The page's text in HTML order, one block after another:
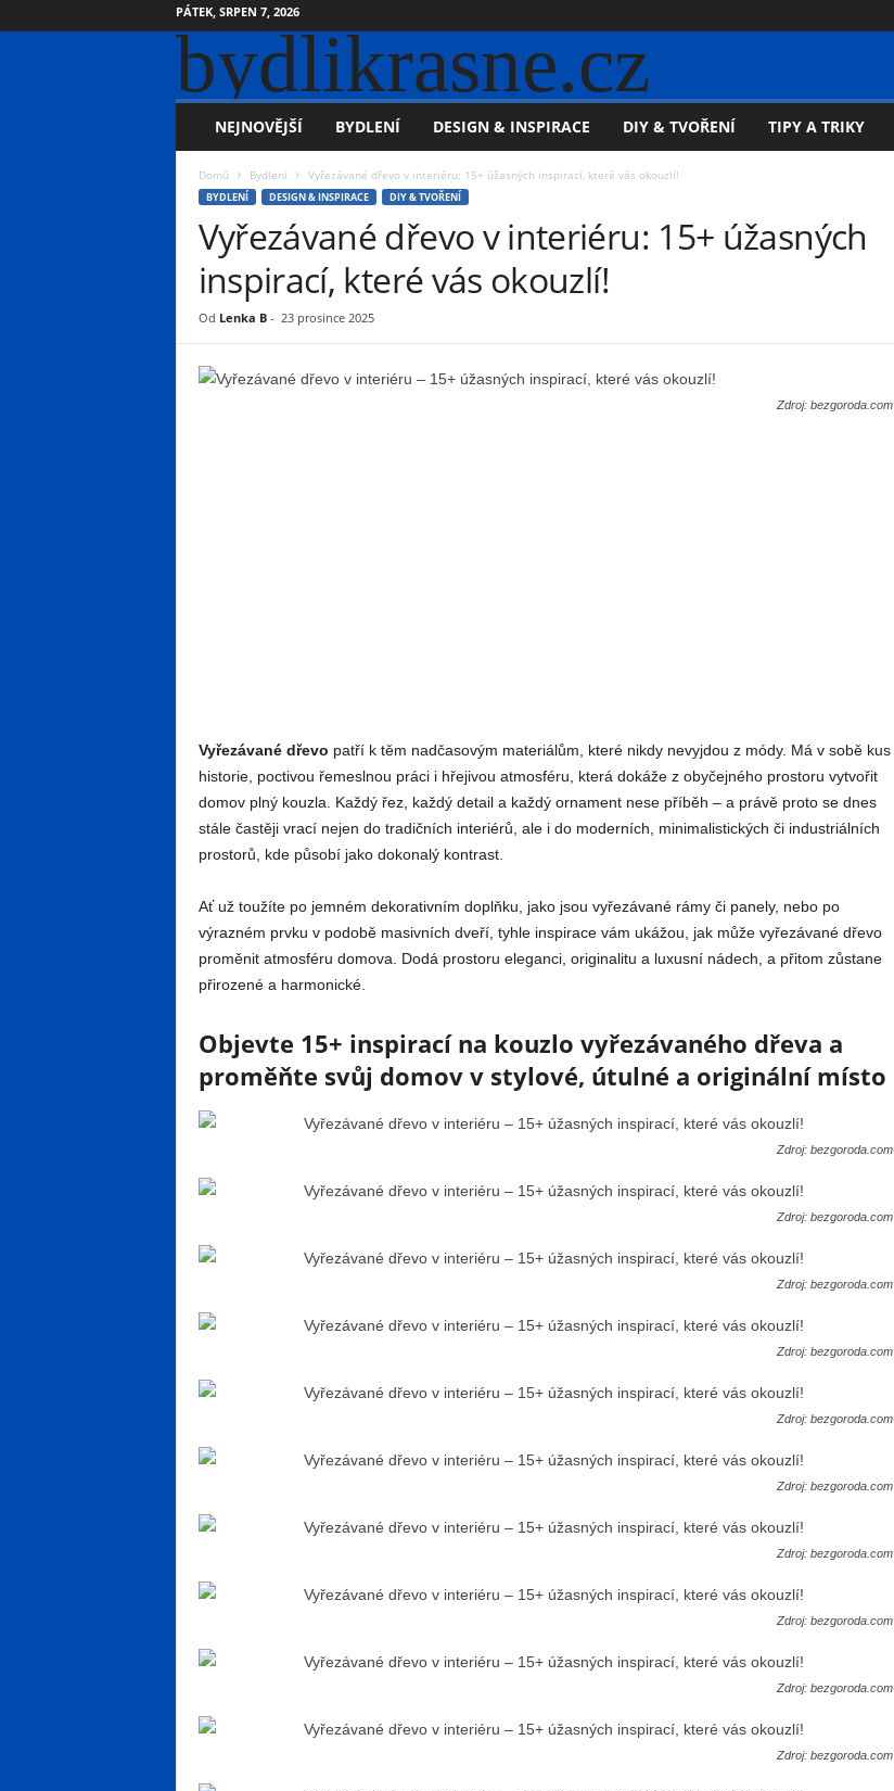
PÁTEK, SRPEN 7, 2026
bydlikrasne.cz
NEJNOVĚJŠÍ BYDLENÍ DESIGN & INSPIRACE DIY & TVOŘENÍ TIPY A TRIKY
Domů Bydlení Vyřezávané dřevo v interiéru: 15+ úžasných inspirací, které vás okouzlí!
BYDLENÍ DESIGN & INSPIRACE DIY & TVOŘENÍ
Vyřezávané dřevo v interiéru: 15+ úžasných
inspirací, které vás okouzlí!
Od Lenka B- 23 prosince 2025
Zdroj: bezgoroda.com
Vyřezávané dřevo patří k těm nadčasovým materiálům, které nikdy nevyjdou z módy. Má v sobě kus
historie, poctivou řemeslnou práci i hřejivou atmosféru, která dokáže z obyčejného prostoru vytvořit
domov plný kouzla. Každý řez, každý detail a každý ornament nese příběh – a právě proto se dnes
stále častěji vrací nejen do tradičních interiérů, ale i do moderních, minimalistických či industriálních
prostorů, kde působí jako dokonalý kontrast.
Ať už toužíte po jemném dekorativním doplňku, jako jsou vyřezávané rámy či panely, nebo po
výrazném prvku v podobě masivních dveří, tyhle inspirace vám ukážou, jak může vyřezávané dřevo
proměnit atmosféru domova. Dodá prostoru eleganci, originalitu a luxusní nádech, a přitom zůstane
přirozené a harmonické.
Objevte 15+ inspirací na kouzlo vyřezávaného dřeva a
proměňte svůj domov v stylové, útulné a originální místo
Zdroj: bezgoroda.com
Zdroj: bezgoroda.com
Zdroj: bezgoroda.com
Zdroj: bezgoroda.com
Zdroj: bezgoroda.com
Zdroj: bezgoroda.com
Zdroj: bezgoroda.com
Zdroj: bezgoroda.com
Zdroj: bezgoroda.com
Zdroj: bezgoroda.com